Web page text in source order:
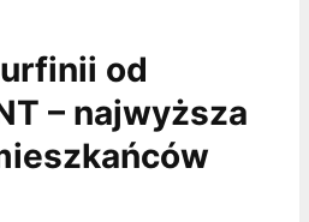
od
– najwyższa